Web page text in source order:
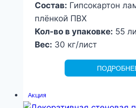
Состав: Гипсокартон
плёнкой ПВХ
Кол-во в упаковке: 55
Вес: 30 кг/лист
Акция